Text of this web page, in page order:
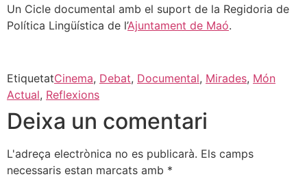
Un Cicle documental amb el suport de la Regidoria de
Política Lingüística de l’Ajuntament de Maó.
EtiquetatCinema, Debat, Documental, Mirades, Món
Actual, Reflexions
Deixa un comentari
L'adreça electrònica no es publicarà. Els camps
necessaris estan marcats amb *